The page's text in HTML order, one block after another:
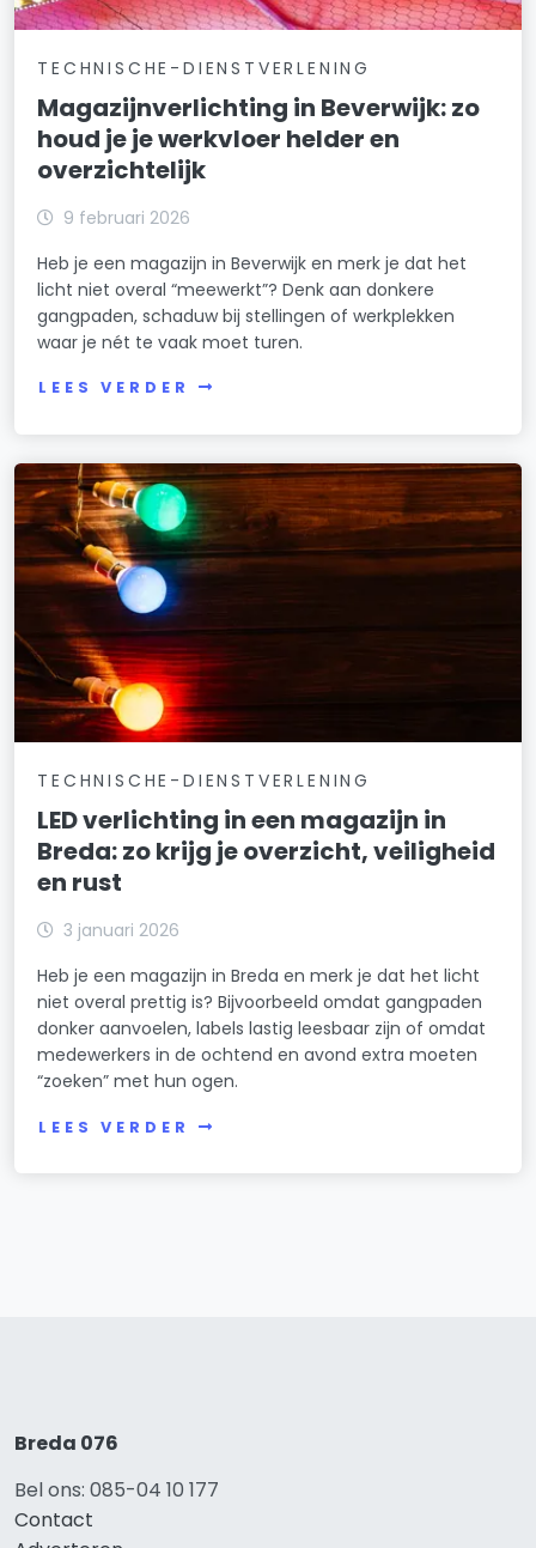
TECHNISCHE-DIENSTVERLENING
Magazijnverlichting in Beverwijk: zo
houd je je werkvloer helder en
overzichtelijk
9 februari 2026
Heb je een magazijn in Beverwijk en merk je dat het
licht niet overal “meewerkt”? Denk aan donkere
gangpaden, schaduw bij stellingen of werkplekken
waar je nét te vaak moet turen.
LEES VERDER
TECHNISCHE-DIENSTVERLENING
LED verlichting in een magazijn in
Breda: zo krijg je overzicht, veiligheid
en rust
3 januari 2026
Heb je een magazijn in Breda en merk je dat het licht
niet overal prettig is? Bijvoorbeeld omdat gangpaden
donker aanvoelen, labels lastig leesbaar zijn of omdat
medewerkers in de ochtend en avond extra moeten
“zoeken” met hun ogen.
LEES VERDER
Breda 076
Bel ons: 085-04 10 177
Contact